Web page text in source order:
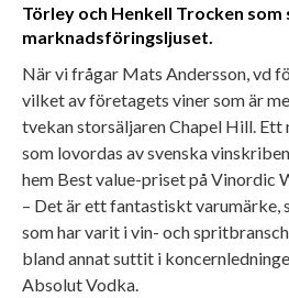
Törley och Henkell Trocken som
marknadsföringsljuset.
När vi frågar Mats Andersson, vd
vilket av företagets viner som är
tvekan storsäljaren Chapel Hill. Ett
som lovordas av svenska
hem Best value-priset på Vinordic
– Det är ett fantastiskt varumärke,
som har varit i vin- och
bland annat suttit i
Absolut Vodka.